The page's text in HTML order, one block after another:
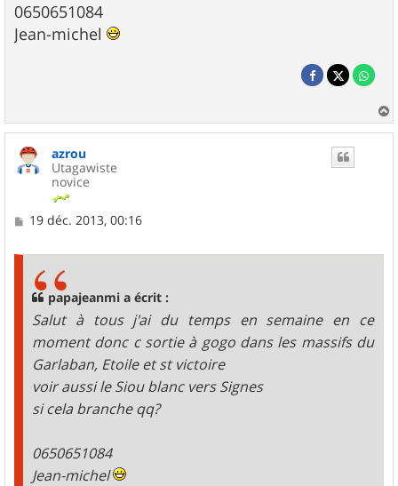
0650651084
Jean-michel
a
azrou
Utagawiste
novice
M19 déc. 2013, 00:16
papajeanmi a écrit :
Salut à tous j'ai du temps en semaine en ce
moment donc c sortie à gogo dans les massifs du
Garlaban, Etoile et st victoire
voir aussi le Siou blanc vers Signes
si cela branche qq?
0650651084
Jean-michel